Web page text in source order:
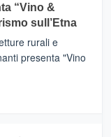
“Vino &
sull’Etna
rurali e
presenta "Vino